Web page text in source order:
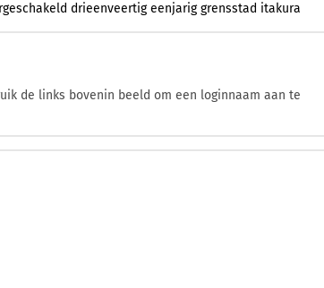
drieenveertig eenjarig grensstad itakura
de links bovenin beeld om een loginnaam aan te